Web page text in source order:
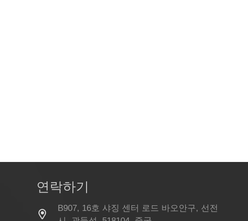
연락하기
B907, 16호 샤징 센터 로드 바오안구, 선전